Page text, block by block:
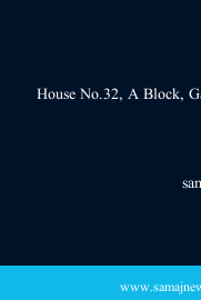
House No.32, A Block,